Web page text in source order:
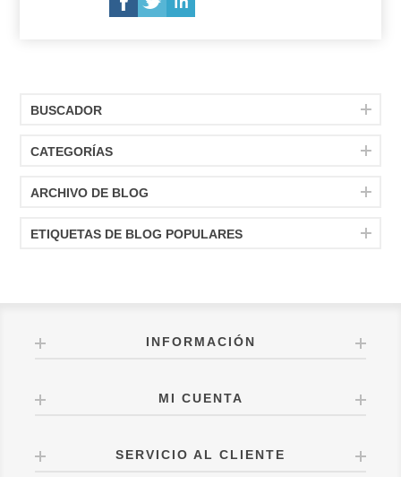
BUSCADOR
CATEGORÍAS
ARCHIVO DE BLOG
ETIQUETAS DE BLOG POPULARES
INFORMACIÓN
MI CUENTA
SERVICIO AL CLIENTE